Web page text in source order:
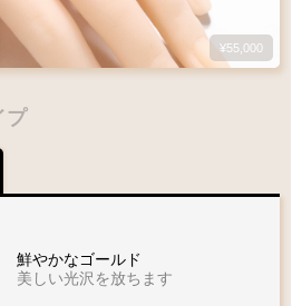
¥55,000
プ
鮮やかなゴールド
美しい光沢を放ちます